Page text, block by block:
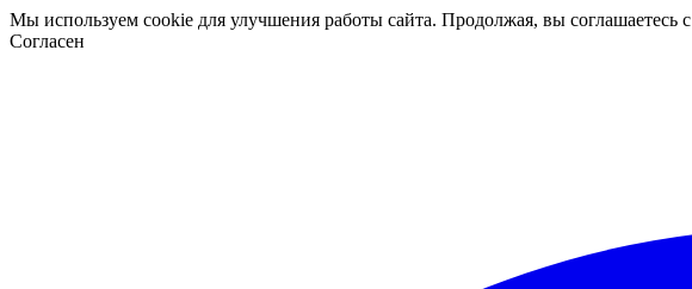
Мы используем cookie для улучшения работы сайта. Продолжая, вы соглашаетесь с
Согласен